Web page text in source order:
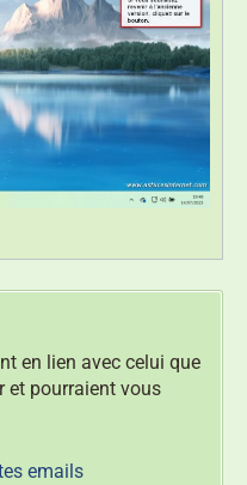
en lien avec celui que
et pourraient vous
emails